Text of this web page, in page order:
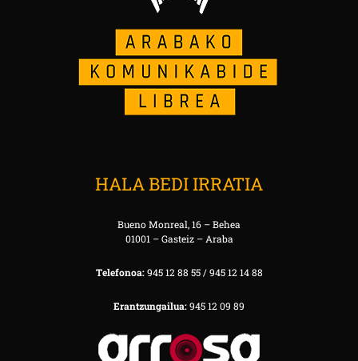
HALA BEDI IRRATIA
Bueno Monreal, 16 – Behea
01001 – Gasteiz – Araba
Telefonoa:945 12 88 55 / 945 12 14 88
Erantzungailua:945 12 09 89